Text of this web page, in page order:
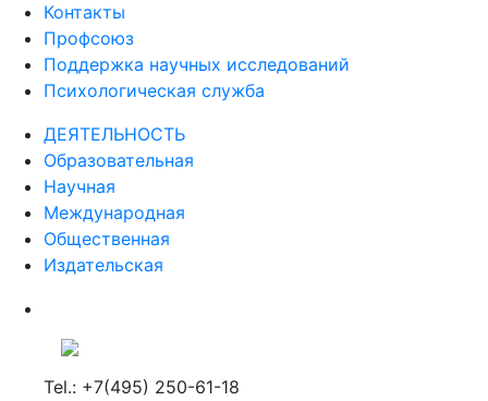
Контакты
Профсоюз
Поддержка научных исследований
Психологическая служба
ДЕЯТЕЛЬНОСТЬ
Образовательная
Научная
Международная
Общественная
Издательская
Tel.: +7(495) 250-61-18